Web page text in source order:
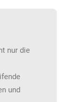
nur die
und